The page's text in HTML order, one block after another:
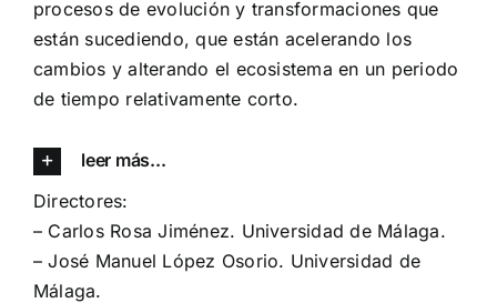
procesos de evolución y transformaciones que
están sucediendo, que están acelerando los
cambios y alterando el ecosistema en un periodo
de tiempo relativamente corto.
leer más...
Directores:
– Carlos Rosa Jiménez. Universidad de Málaga.
–José Manuel López Osorio. Universidad de
Málaga.